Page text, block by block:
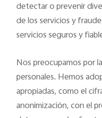
detectar o prevenir
de los servicios y
servicios seguros y
Nos preocupamos por
personales. Hemos
apropiadas, como el
anonimización, con el